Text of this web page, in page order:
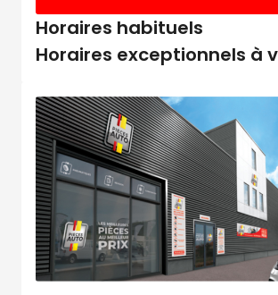
Horaires habituels
Horaires exceptionnels à